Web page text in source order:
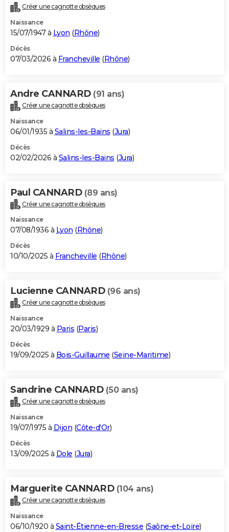
Bricolage
Lifestyle
Culture
Sport
Auto
Television
Voyage
CinemaCréer une cagnotte obsèques
Naissance
15/07/1947 à Lyon (Rhône)
Décès
07/03/2026 à Francheville (Rhône)
Andre CANNARD (91 ans)
Créer une cagnotte obsèques
Naissance
06/01/1935 à Salins-les-Bains (Jura)
Décès
02/02/2026 à Salins-les-Bains (Jura)
Paul CANNARD (89 ans)
Créer une cagnotte obsèques
Naissance
07/08/1936 à Lyon (Rhône)
Décès
10/10/2025 à Francheville (Rhône)
Lucienne CANNARD (96 ans)
Créer une cagnotte obsèques
Naissance
20/03/1929 à Paris (Paris)
Décès
19/09/2025 à Bois-Guillaume (Seine-Maritime)
Sandrine CANNARD (50 ans)
Créer une cagnotte obsèques
Naissance
19/07/1975 à Dijon (Côte-d'Or)
Décès
13/09/2025 à Dole (Jura)
Marguerite CANNARD (104 ans)
Créer une cagnotte obsèques
Naissance
06/10/1920 à Saint-Étienne-en-Bresse (Saône-et-Loire)